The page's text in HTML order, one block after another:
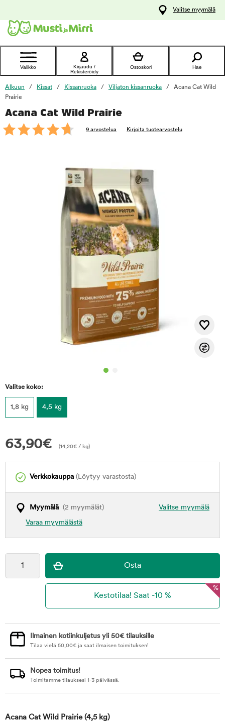
Ota yhteyttä
asiakaspalveluun
Valitse myymälä
Valikko
Kirjaudu /
Rekisteröidy
Ostoskori Hae
Alkuun Kissat Kissanruoka Viljaton kissanruoka
Acana Cat Wild
Prairie
Acana Cat Wild Prairie
9 arvostelua Kirjoita tuotearvostelu
Valitse koko:
1,8 kg 4,5 kg
63,90€ (14,20€ / kg)
Verkkokauppa (Löytyy varastosta)
Valitse myymälä
Myymälä (2 myymälät)
Varaa myymälästä
foo
%
Ilmainen kotiinkuljetus yli 50€ tilauksille
Tilaa vielä 50,00€ ja saat ilmaisen toimituksen!
Nopea toimitus!
Toimitamme tilauksesi 1-3 päivässä.
Acana Cat Wild Prairie (4,5 kg)